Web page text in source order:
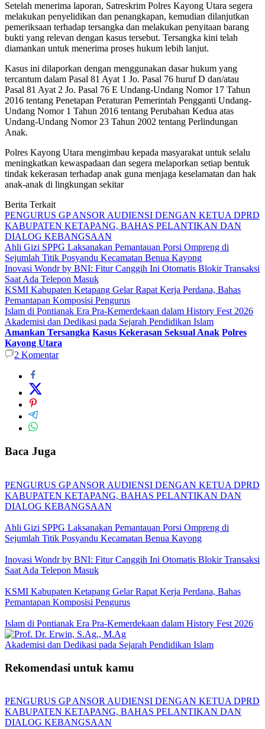
Setelah menerima laporan, Satreskrim Polres Kayong Utara segera
melakukan penyelidikan dan penangkapan, kemudian dilanjutkan
pemeriksaan terhadap tersangka dan melakukan penyitaan barang
bukti yang relevan dengan kasus tersebut. Tersangka kini telah
diamankan untuk menerima proses hukum lebih lanjut.
Kasus ini dilaporkan dengan menggunakan dasar hukum yang
tercantum dalam Pasal 81 Ayat 1 Jo. Pasal 76 huruf D dan/atau
Pasal 81 Ayat 2 Jo. Pasal 76 E Undang-Undang Nomor 17 Tahun
2016 tentang Penetapan Peraturan Pemerintah Pengganti Undang-
Undang Nomor 1 Tahun 2016 tentang Perubahan Kedua atas
Undang-Undang Nomor 23 Tahun 2002 tentang Perlindungan
Anak.
Polres Kayong Utara mengimbau kepada masyarakat untuk selalu
meningkatkan kewaspadaan dan segera melaporkan setiap bentuk
tindak kekerasan terhadap anak guna menjaga keselamatan dan hak
anak-anak di lingkungan sekitar
Berita Terkait
PENGURUS GP ANSOR AUDIENSI DENGAN KETUA DPRD
KABUPATEN KETAPANG, BAHAS PELANTIKAN DAN
DIALOG KEBANGSAAN
Ahli Gizi SPPG Laksanakan Pemantauan Porsi Ompreng di
Sejumlah Titik Posyandu Kecamatan Benua Kayong
Inovasi Wondr by BNI: Fitur Canggih Ini Otomatis Blokir Transaksi
Saat Ada Telepon Masuk
KSMI Kabupaten Ketapang Gelar Rapat Kerja Perdana, Bahas
Pemantapan Komposisi Pengurus
Islam di Pontianak Era Pra-Kemerdekaan dalam History Fest 2026
Akademisi dan Dedikasi pada Sejarah Pendidikan Islam
Amankan Tersangka Kasus Kekerasan Seksual Anak Polres
Kayong Utara
2 Komentar
Baca Juga
PENGURUS GP ANSOR AUDIENSI DENGAN KETUA DPRD
KABUPATEN KETAPANG, BAHAS PELANTIKAN DAN
DIALOG KEBANGSAAN
Ahli Gizi SPPG Laksanakan Pemantauan Porsi Ompreng di
Sejumlah Titik Posyandu Kecamatan Benua Kayong
Inovasi Wondr by BNI: Fitur Canggih Ini Otomatis Blokir Transaksi
Saat Ada Telepon Masuk
KSMI Kabupaten Ketapang Gelar Rapat Kerja Perdana, Bahas
Pemantapan Komposisi Pengurus
Islam di Pontianak Era Pra-Kemerdekaan dalam History Fest 2026
Akademisi dan Dedikasi pada Sejarah Pendidikan Islam
Rekomendasi untuk kamu
PENGURUS GP ANSOR AUDIENSI DENGAN KETUA DPRD
KABUPATEN KETAPANG, BAHAS PELANTIKAN DAN
DIALOG KEBANGSAAN